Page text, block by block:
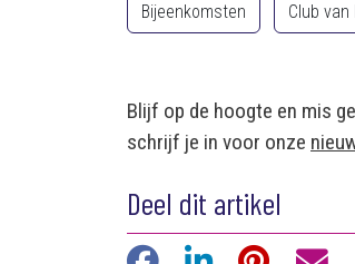
Bijeenkomsten Club
Blijf op de hoogte en mis
schrijf je in voor onze
Deel dit artikel